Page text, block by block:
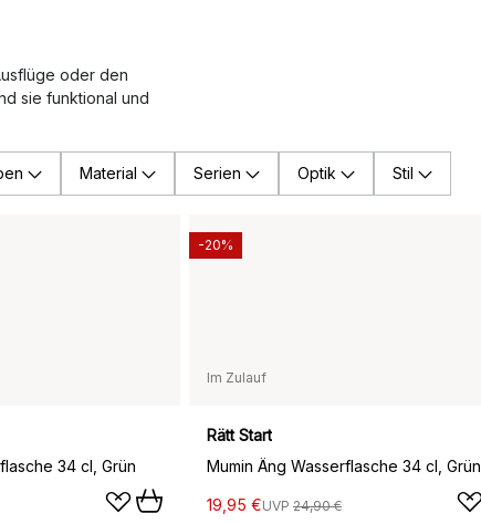
oder den
sie funktional und
Material Serien Optik Stil
34 cl, Grün
Im Zulauf
Rätt Start
Mumin Äng Wasserflasche 34 cl, Grün
19,95 €UVP 24,90 €
-20%